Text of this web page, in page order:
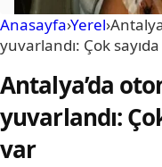
Anasayfa›Yerel›
yuvarlandı: Çok
Antalya’da
yuvarlandı:
var